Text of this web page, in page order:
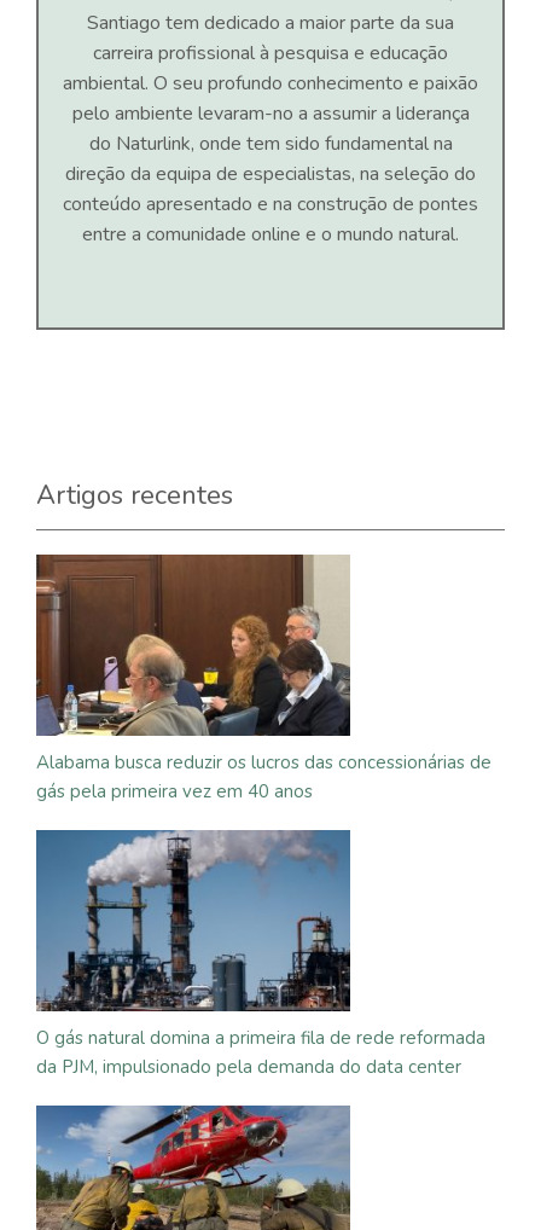
Santiago tem dedicado a maior parte da sua
carreira profissional à pesquisa e educação
ambiental. O seu profundo conhecimento e paixão
pelo ambiente levaram-no a assumir a liderança
do Naturlink, onde tem sido fundamental na
direção da equipa de especialistas, na seleção do
conteúdo apresentado e na construção de pontes
entre a comunidade online e o mundo natural.
Artigos recentes
Alabama busca reduzir os lucros das concessionárias de
gás pela primeira vez em 40 anos
O gás natural domina a primeira fila de rede reformada
da PJM, impulsionado pela demanda do data center